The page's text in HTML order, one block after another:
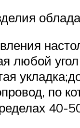
любой
по
40-